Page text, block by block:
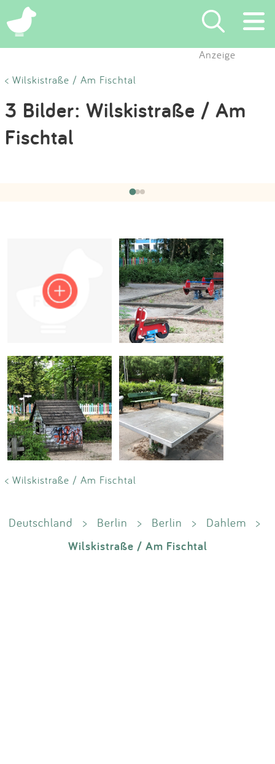
×
Suchen
Eintragen
Kontakt
Impressum
Anmelden
Anzeige
< Wilskistraße / Am Fischtal
3 Bilder: Wilskistraße / Am
Fischtal
< Wilskistraße / Am Fischtal
Deutschland > Berlin > Berlin > Dahlem >
Wilskistraße / Am Fischtal